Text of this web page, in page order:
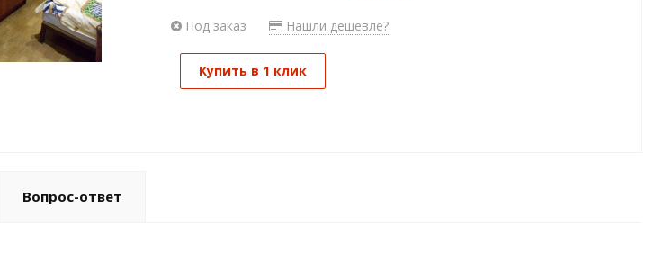
Под заказ Нашли дешевле?
Купить в 1 клик
Вопрос-ответ